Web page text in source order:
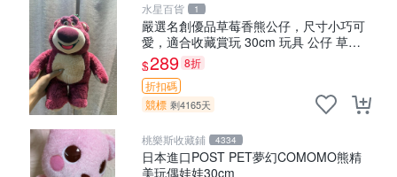
水星百貨 1
嚴選名創優品草莓香熊公仔，尺寸小巧可
愛，適合收藏賞玩 30cm 玩具 公仔 草莓
熊
$289 8折
折扣碼
競標 剩4165天
桃樂斯收藏鋪 4334
日本進口POST PET夢幻COMOMO熊精
美玩偶娃娃30cm